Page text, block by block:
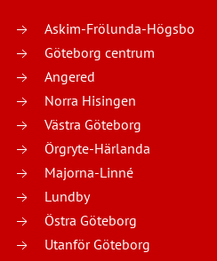
Askim-Frölunda-Högsbo
Göteborg centrum
Angered
Norra Hisingen
Västra Göteborg
Örgryte-Härlanda
Majorna-Linné
Lundby
Östra Göteborg
Utanför Göteborg